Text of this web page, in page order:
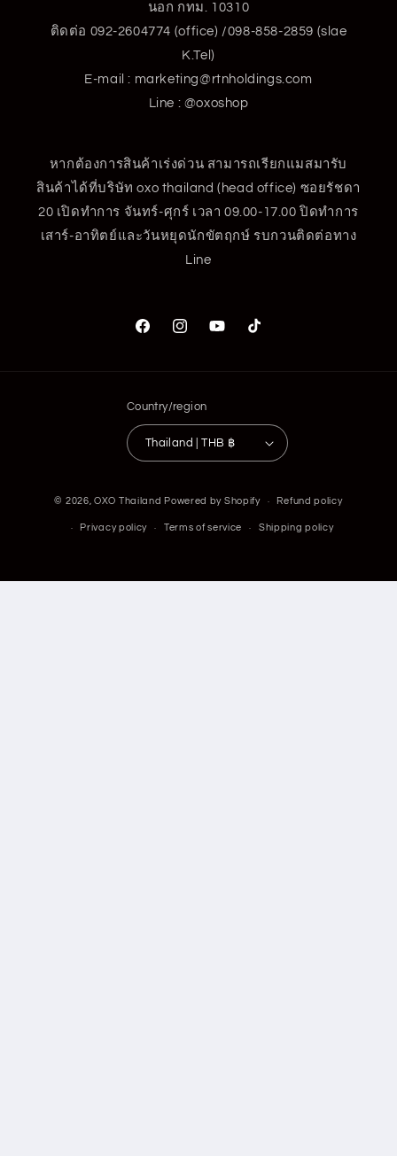
นอก กทม. 10310
ติดต่อ 092-2604774 (office) /098-858-2859 (slae
K.Tel)
E-mail : marketing@rtnholdings.com
Line : @oxoshop
หากต้องการสินค้าเร่งด่วน สามารถเรียกแมสมารับ
สินค้าได้ที่บริษัท oxo thailand (head office) ซอยรัชดา
20 เปิดทำการ จันทร์-ศุกร์ เวลา 09.00-17.00 ปิดทำการ
เสาร์-อาทิตย์และวันหยุดนักขัตฤกษ์ รบกวนติดต่อทาง
Line
FacebookInstagramYouTubeTikTok
Country/region
Thailand | THB ฿
methods
© 2026,OXO Thailand Powered by Shopify Refund policy
Privacy policy Terms of service Shipping policy